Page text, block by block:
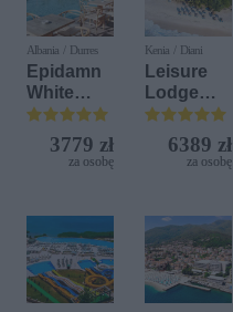
Albania / Durres
Epidamn
White
Sensation
3779 zł
za osobę
Kenia / Diani
Leisure
Lodge
Beach &
Golf
Resort by
6389 zł
za osobę